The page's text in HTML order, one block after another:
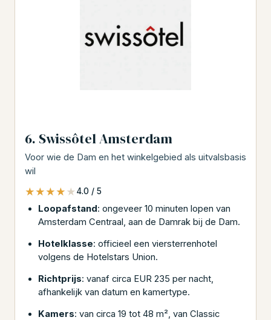
6. Swissôtel Amsterdam
Voor wie de Dam en het winkelgebied als uitvalsbasis
wil
★★★★★
★★★★★4.0 / 5
Loopafstand: ongeveer 10 minuten lopen van
Amsterdam Centraal, aan de Damrak bij de Dam.
Hotelklasse: officieel een viersterrenhotel
volgens de Hotelstars Union.
Richtprijs: vanaf circa EUR 235 per nacht,
afhankelijk van datum en kamertype.
Kamers: van circa 19 tot 48 m², van Classic